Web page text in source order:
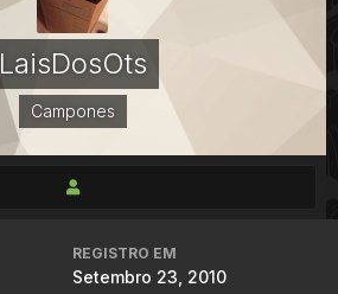
LaisDosOts
Campones
REGISTRO EM
Setembro 23, 2010